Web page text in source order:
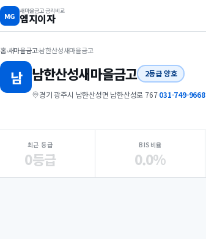
MG
새마을금고 금리비교
엠지이자
홈›새마을금고›남한산성새마을금고
남 남한산성새마을금고 2등급 양호
경기 광주시 남한산성면 남한산성로 767·031-749-9668
최근 등급
0등급
BIS비율
0.0%